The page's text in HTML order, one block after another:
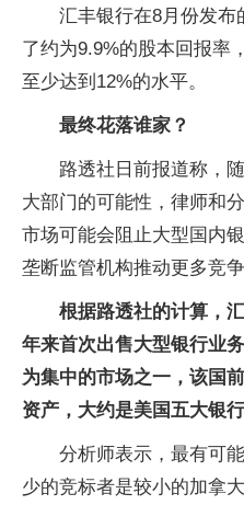
汇丰银行在8月份发
了约为9.9%的股本回报率
至少达到12%的水平。
最终花落谁家？
路透社日前报道称，
大部门的可能性，律师和
市场可能会阻止大型国内
垄断监管机构推动更多竞争
根据路透社的计算，
年来首次出售大型银行业
为集中的市场之一，该国
资产，大约是美国五大银
分析师表示，最有可
少的竞标者是较小的加拿